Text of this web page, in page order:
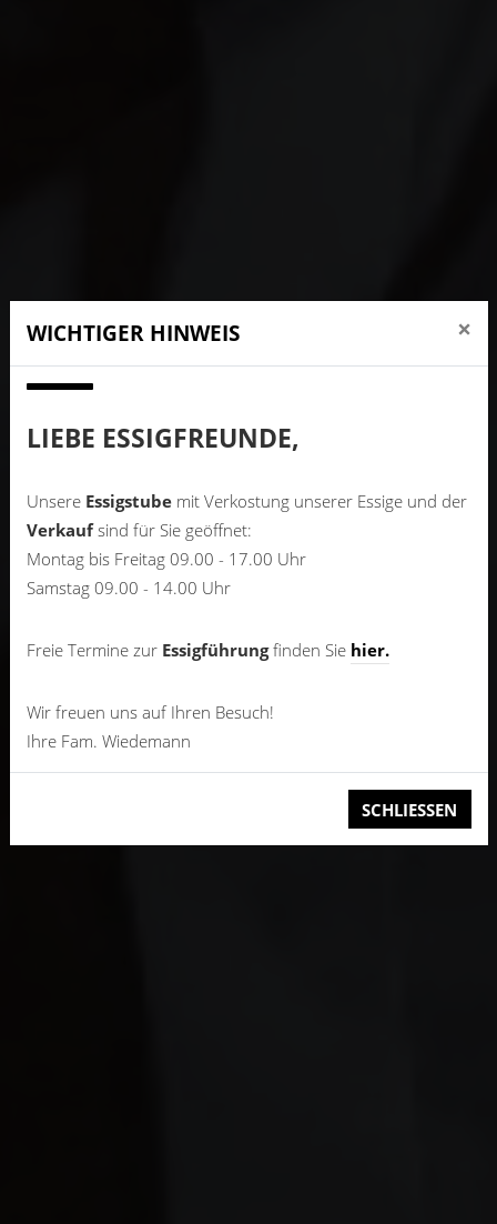
WICHTIGER HINWEIS ×
LIEBE ESSIGFREUNDE,
Unsere Essigstubemit Verkostung unserer Essige und der
Verkaufsind für Sie geöffnet:
Montag bis Freitag 09.00 - 17.00 Uhr
Samstag 09.00 - 14.00 Uhr
Freie Termine zur Essigführungfinden Sie hier.
Wir freuen uns auf Ihren Besuch!
Ihre Fam. Wiedemann
SCHLIESSEN